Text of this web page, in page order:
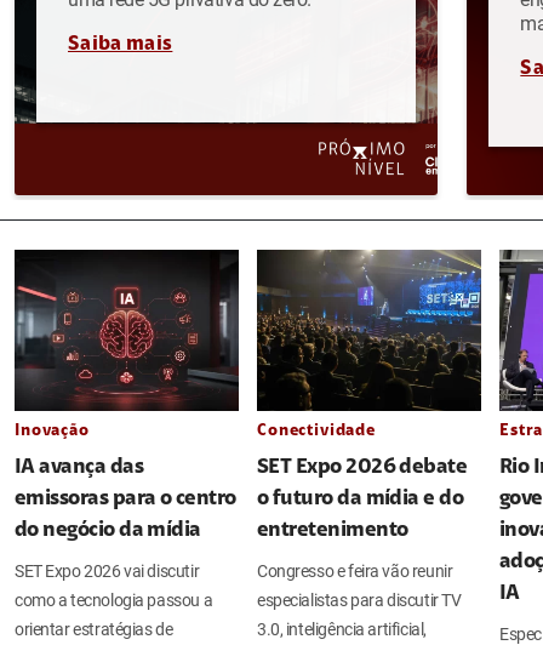
Saiba mais
Inovação
IA avança das
emissoras para o centro
do negócio da mídia
SET Expo 2026 vai discutir
como a tecnologia passou a
orientar estratégias de
Conectividade
SET Expo 2026 debate
o futuro da mídia e do
entretenimento
Congresso e feira vão reunir
especialistas para discutir TV
3.0, inteligência artificial,
Rio
IA